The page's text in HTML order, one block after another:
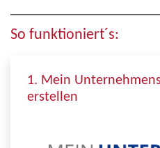
So funktioniert´s:
1. Mein
erstellen